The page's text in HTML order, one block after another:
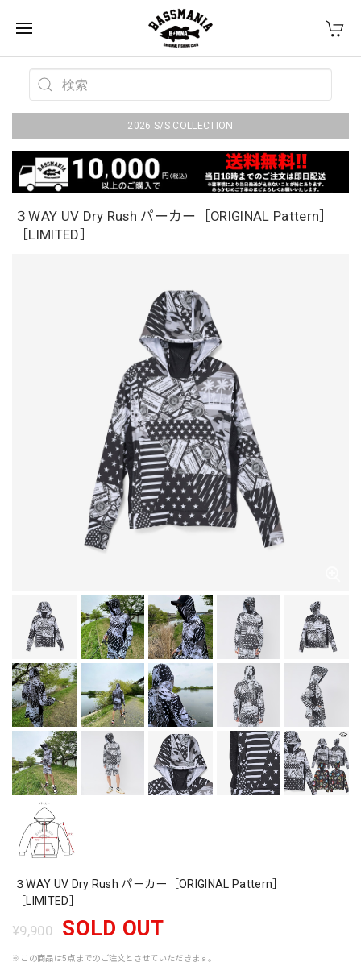
2026 S/S COLLECTION
３WAY UV Dry Rush パーカー［ORIGINAL Pattern］
［LIMITED］
３WAY UV Dry Rush パーカー［ORIGINAL Pattern］
［LIMITED］
¥9,900 SOLD OUT
※この商品は5点までのご注文とさせていただきます。